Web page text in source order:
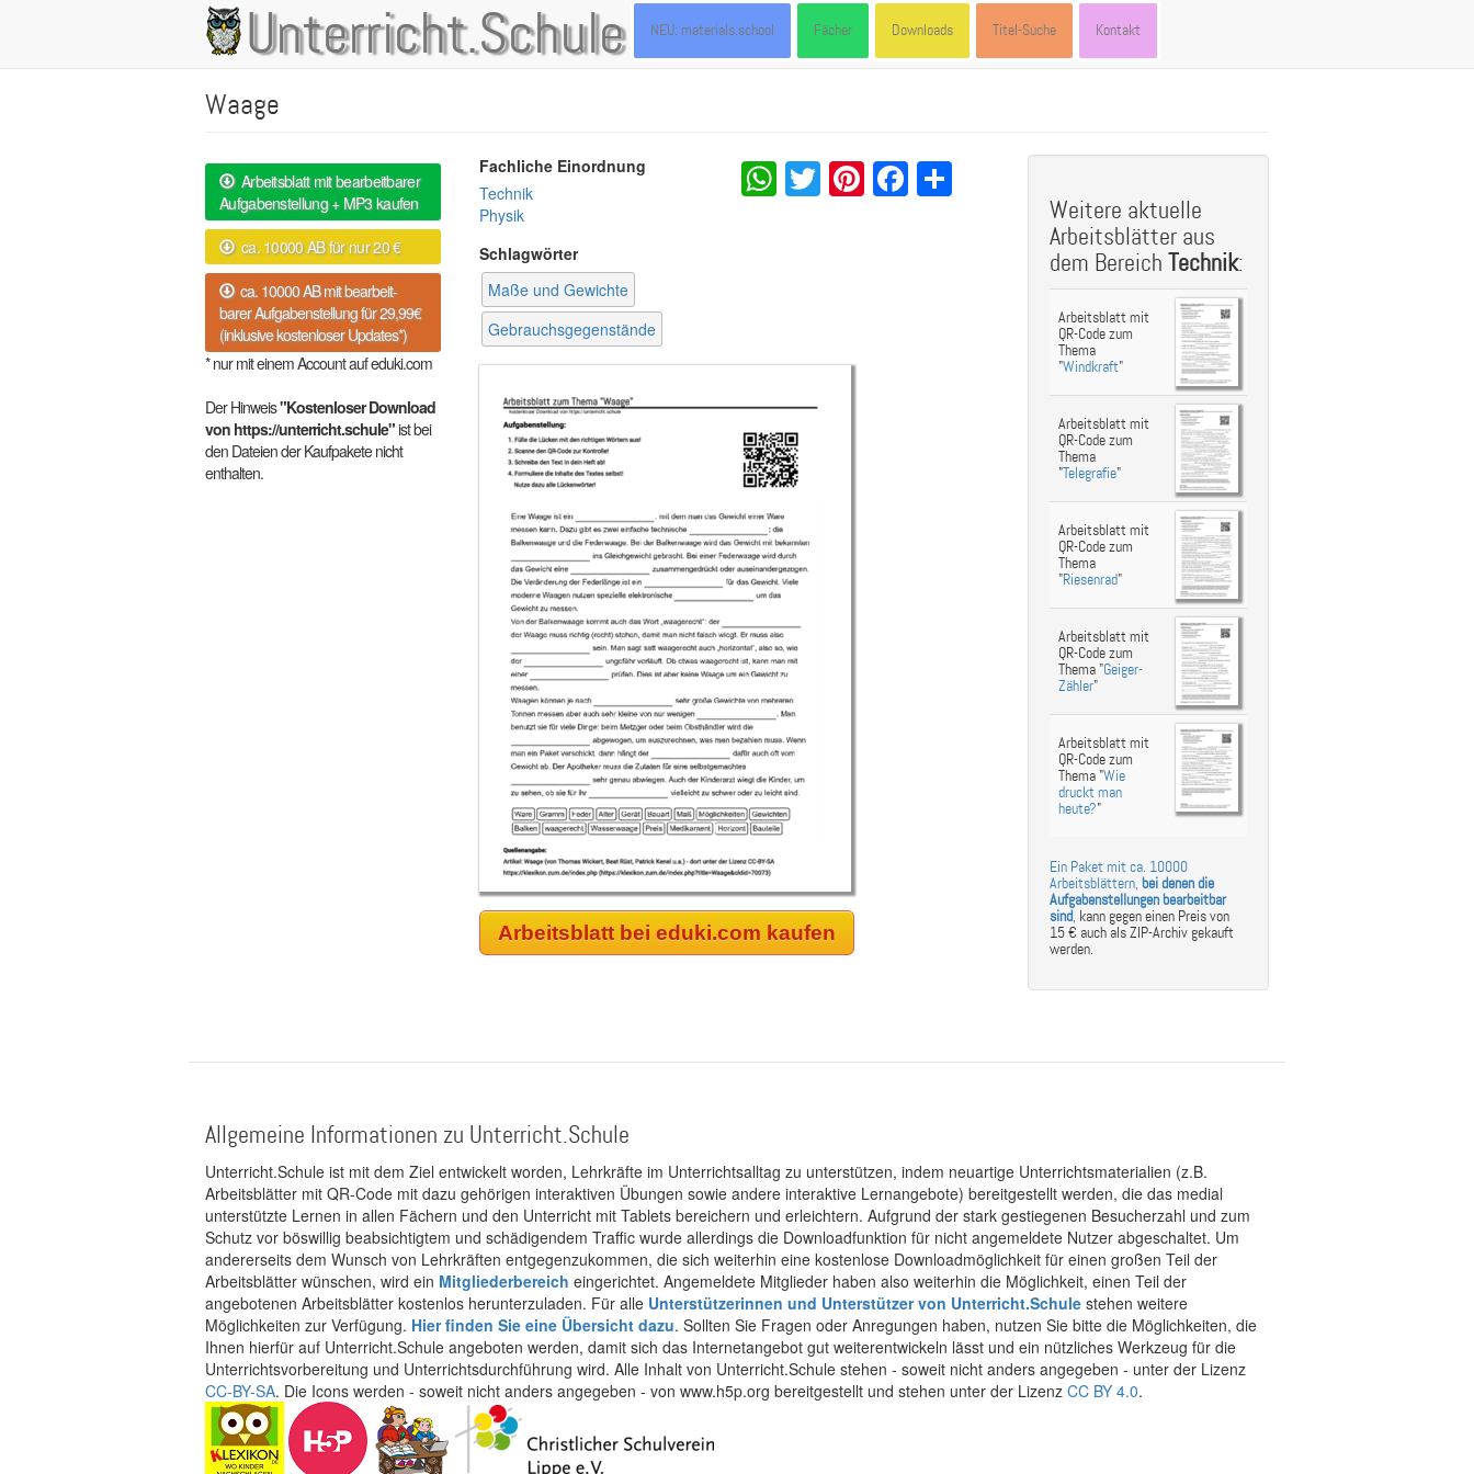
Unterricht.Schule
Main
navigation
NEU: materials.school Fächer Downloads Titel-Suche Kontakt
Waage
Arbeitsblatt mit bearbeitbarer
Aufgabenstellung + MP3 kaufen
ca. 10000 AB für nur 20 €
ca. 10000 AB mit bearbeit-
barer Aufgabenstellung für 29,99€
(inklusive kostenloser Updates*)
* nur mit einem Account auf eduki.com
Der Hinweis"Kostenloser Download
von https://unterricht.schule"ist bei
den Dateien der Kaufpakete nicht
enthalten.
Fachliche Einordnung
Technik
Physik
Schlagwörter
Maße und Gewichte
Gebrauchsgegenstände
WhatsApp
Twitter
Pinterest
Facebook
Share
Arbeitsblatt bei eduki.com kaufen
Weitere aktuelle
Arbeitsblätter aus
dem Bereich Technik:
Arbeitsblatt mit
QR-Code zum
Thema
"Windkraft"
Arbeitsblatt mit
QR-Code zum
Thema
"Telegrafie"
Arbeitsblatt mit
QR-Code zum
Thema
"Riesenrad"
Arbeitsblatt mit
QR-Code zum
Thema "Geiger-
Zähler"
Arbeitsblatt mit
QR-Code zum
Thema "Wie
druckt man
heute?"
Ein Paket mit ca. 10000
Arbeitsblättern, bei denen die
Aufgabenstellungen bearbeitbar
sind, kann gegen einen Preis von
15 € auch als ZIP-Archiv gekauft
werden.
Allgemeine Informationen zu Unterricht.Schule
Unterricht.Schule ist mit dem Ziel entwickelt worden, Lehrkräfte im Unterrichtsalltag zu unterstützen, indem neuartige Unterrichtsmaterialien (z.B.
Arbeitsblätter mit QR-Code mit dazu gehörigen interaktiven Übungen sowie andere interaktive Lernangebote) bereitgestellt werden, die das medial
unterstützte Lernen in allen Fächern und den Unterricht mit Tablets bereichern und erleichtern. Aufgrund der stark gestiegenen Besucherzahl und zum
Schutz vor böswillig beabsichtigtem und schädigendem Traffic wurde allerdings die Downloadfunktion für nicht angemeldete Nutzer abgeschaltet. Um
andererseits dem Wunsch von Lehrkräften entgegenzukommen, die sich weiterhin eine kostenlose Downloadmöglichkeit für einen großen Teil der
Arbeitsblätter wünschen, wird ein Mitgliederbereich eingerichtet. Angemeldete Mitglieder haben also weiterhin die Möglichkeit, einen Teil der
angebotenen Arbeitsblätter kostenlos herunterzuladen. Für alle Unterstützerinnen und Unterstützer von Unterricht.Schule stehen weitere
Möglichkeiten zur Verfügung. Hier finden Sie eine Übersicht dazu. Sollten Sie Fragen oder Anregungen haben, nutzen Sie bitte die Möglichkeiten, die
Ihnen hierfür auf Unterricht.Schule angeboten werden, damit sich das Internetangebot gut weiterentwickeln lässt und ein nützliches Werkzeug für die
Unterrichtsvorbereitung und Unterrichtsdurchführung wird. Alle Inhalt von Unterricht.Schule stehen - soweit nicht anders angegeben - unter der Lizenz
CC-BY-SA. Die Icons werden - soweit nicht anders angegeben - von www.h5p.org bereitgestellt und stehen unter der Lizenz CC BY 4.0.